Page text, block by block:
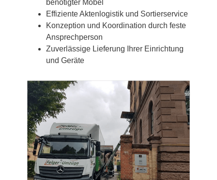
benötigter Möbel
Effiziente Aktenlogistik und Sortierservice
Konzeption und Koordination durch feste
Ansprechperson
Zuverlässige Lieferung Ihrer Einrichtung
und Geräte